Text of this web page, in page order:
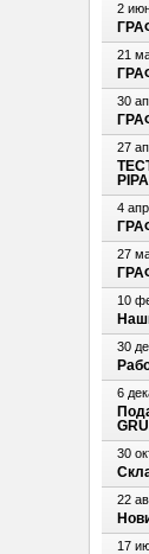
2
21
30
27
4
27
10
30
6
30
22
17